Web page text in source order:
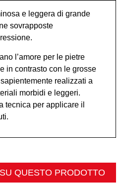
e leggera di grande
sovrapposte
l’amore per le pietre
in contrasto con le grosse
realizzati a
morbidi e leggeri.
tecnica per applicare il
QUESTO PRODOTTO